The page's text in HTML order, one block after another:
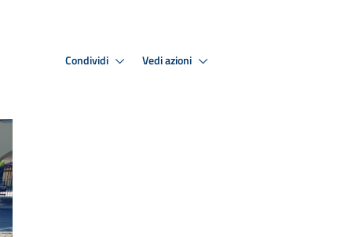
Condividi Vedi azioni